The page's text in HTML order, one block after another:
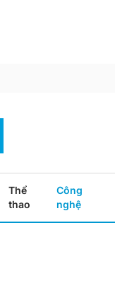
Thể
thao
Công
nghệ